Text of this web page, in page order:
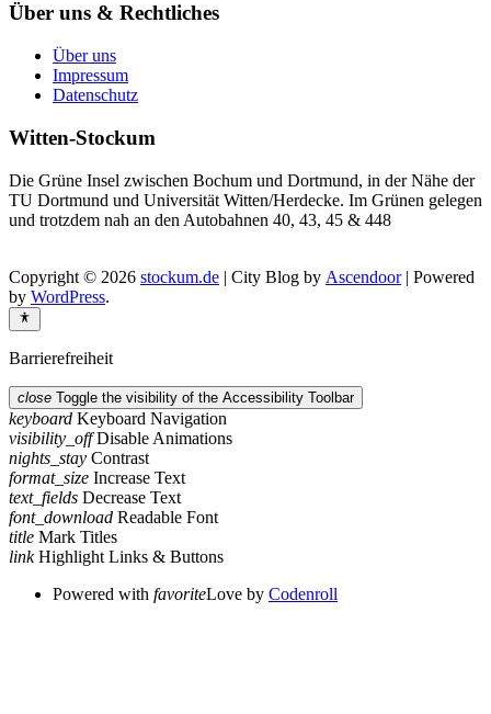
Über uns & Rechtliches
Über uns
Impressum
Datenschutz
Witten-Stockum
Die Grüne Insel zwischen Bochum und Dortmund, in der Nähe der
TU Dortmund und Universität Witten/Herdecke. Im Grünen gelegen
und trotzdem nah an den Autobahnen 40, 43, 45 & 448
Copyright © 2026 stockum.de | City Blog by Ascendoor| Powered
by WordPress.
Barrierefreiheit
close Toggle the visibility of the Accessibility Toolbar
keyboard Keyboard Navigation
visibility_off Disable Animations
nights_stay Contrast
format_size Increase Text
text_fields Decrease Text
font_download Readable Font
title Mark Titles
link Highlight Links & Buttons
Powered with favoriteLove by Codenroll